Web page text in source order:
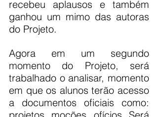
recebeu aplausos e também
ganhou um mimo das autoras
do Projeto.
Agora em um segundo
momento do Projeto, será
trabalhado o analisar, momento
em que os alunos terão acesso
a documentos oficiais como: